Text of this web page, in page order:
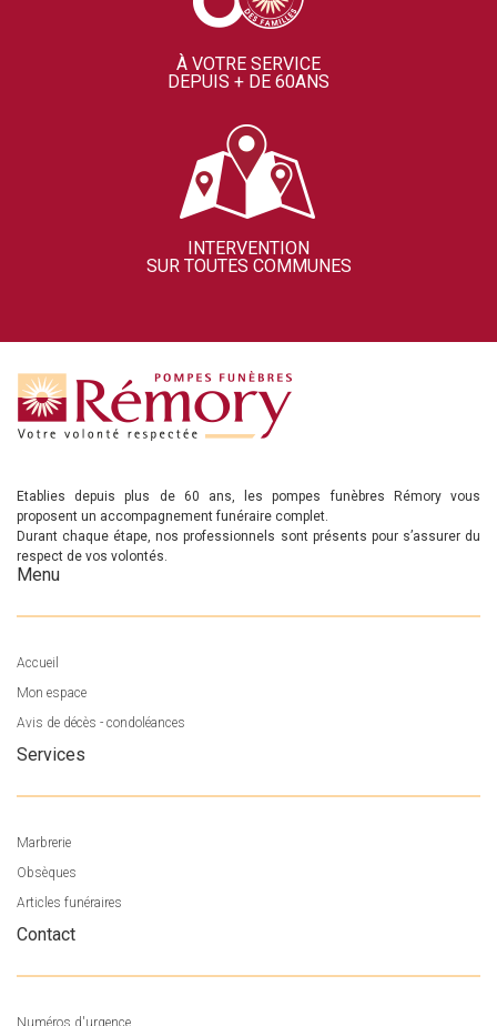
À VOTRE SERVICE
DEPUIS + DE 60ANS
INTERVENTION
SUR TOUTES COMMUNES
Etablies depuis plus de 60 ans, les pompes funèbres Rémory vous
proposent un accompagnement funéraire complet.
Durant chaque étape, nos professionnels sont présents pour s’assurer du
respect de vos volontés.
Menu
Accueil
Mon espace
Avis de décès - condoléances
Services
Marbrerie
Obsèques
Articles funéraires
Contact
Numéros d'urgence